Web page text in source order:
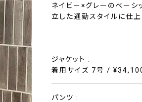
ネイビー×グレーのベーシ
立した通勤スタイルに仕上
ジャケット :
着用サイズ 7号 / ¥34,100
パンツ :